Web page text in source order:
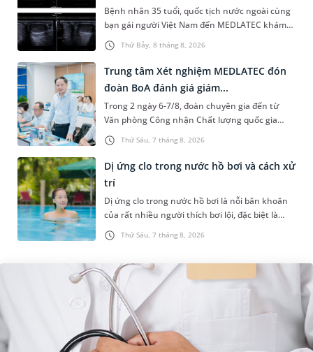
Thứ Bảy, 8 tháng 8, 2026
Bệnh nhân 35 tuổi, quốc tịch nước ngoài cùng
bạn gái người Việt Nam đến MEDLATEC khám
sức khỏe tiền hôn nhân. Qua thăm khám và
làm các xét nghiệm chuyên sâu,...
Thứ Sáu, 7 tháng 8, 2026
Trung tâm Xét nghiệm MEDLATEC đón
đoàn BoA đánh giá giám...
Trong 2 ngày 6-7/8, đoàn chuyên gia đến từ
Văn phòng Công nhận Chất lượng quốc gia
(BoA) đã ghi nhận và đánh giá cao nỗ lực duy trì
hệ thống quản lý chất lượ...
Thứ Sáu, 7 tháng 8, 2026
Dị ứng clo trong nước hồ bơi và cách xử
trí
Dị ứng clo trong nước hồ bơi là nỗi băn khoăn
của rất nhiều người thích bơi lội, đặc biệt là
những trường hợp thường xuyên bơi ở những
hồ bơi nhân tạo. Bài v...